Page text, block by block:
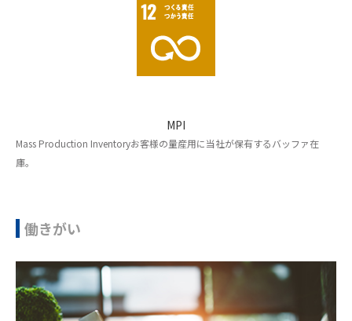
MPI
Mass Production Inventoryお客様の量産用に当社が保有するバッファ在
庫。
働きがい